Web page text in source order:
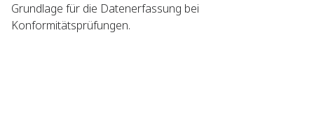
Grundlage für die Datenerfassung bei
Konformitätsprüfungen.